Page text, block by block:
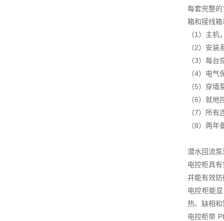
每套完整
箱和接线
（1）主
（2）安
（3）每
（4）电
（5）穿
（6）就地
（7）所
（8）两
潜水回流
电控柜具
并能有效
电控柜能
热、缺相
电控柜带